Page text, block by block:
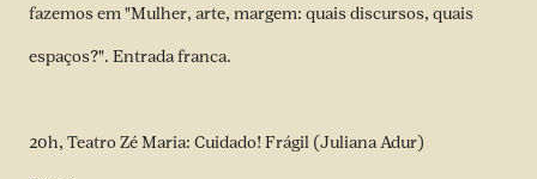
fazemos em "Mulher, arte, margem: quais discursos, quais
espaços?". Entrada franca.
20h, Teatro Zé Maria: Cuidado! Frágil (Juliana Adur)